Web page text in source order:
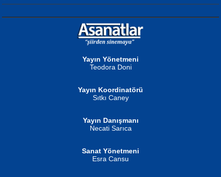
NURAN KÖSE BAYDAR
Ben Deniz Değilim ki...
Yayın Yönetmeni
Teodora Doni
Yayın Koordinatörü
Sıtkı Caney
Yayın Danışmanı
Necati Sarıca
Sanat Yönetmeni
Esra Cansu